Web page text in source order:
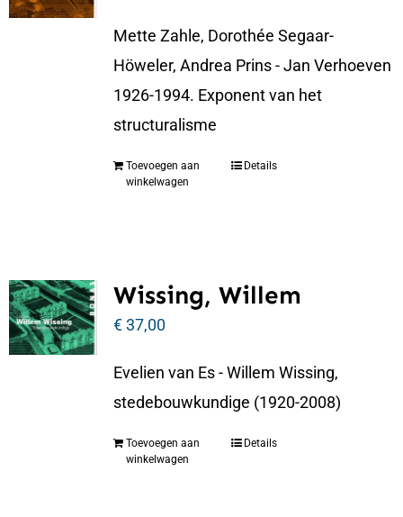
Mette Zahle, Dorothée Segaar-
Höweler, Andrea Prins - Jan Verhoeven
1926-1994. Exponent van het
structuralisme
Toevoegen aan
winkelwagen
Details
Wissing, Willem
€37,00
Evelien van Es - Willem Wissing,
stedebouwkundige (1920-2008)
Toevoegen aan
winkelwagen
Details